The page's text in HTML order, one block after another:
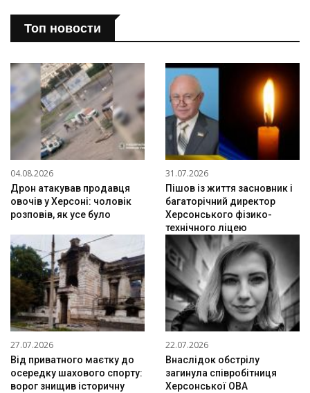
Топ новости
04.08.2026
Дрон атакував продавця
овочів у Херсоні: чоловік
розповів, як усе було
31.07.2026
Пішов із життя засновник і
багаторічний директор
Херсонського фізико-
технічного ліцею
27.07.2026
Від приватного маєтку до
осередку шахового спорту:
ворог знищив історичну
22.07.2026
Внаслідок обстрілу
загинула співробітниця
Херсонської ОВА